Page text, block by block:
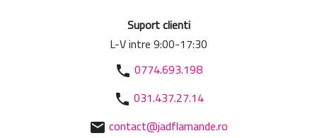
Suport clienti
L-V intre 9:00-17:30
phone 0774.693.198
phone 031.437.27.14
mail contact@jadflamande.ro